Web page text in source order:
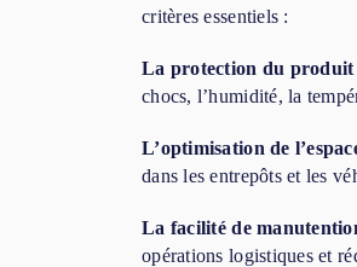
critères essentiels :
La protection du produit
chocs, l’humidité, la
L’optimisation de
dans les entrepôts et les
La facilité de
opérations logistiques et